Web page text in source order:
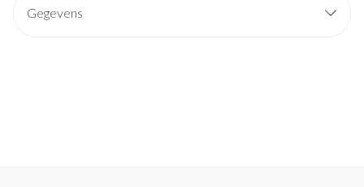
Gegevens